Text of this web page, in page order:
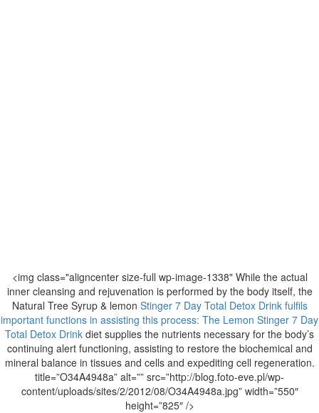
<img class="aligncenter size-full wp-image-1338" While the actual
inner cleansing and rejuvenation is performed by the body itself, the
Natural Tree Syrup & lemon Stinger 7 Day Total Detox Drink fulfils
important functions in assisting this process: The Lemon Stinger 7 Day
Total Detox Drink diet supplies the nutrients necessary for the body’s
continuing alert functioning, assisting to restore the biochemical and
mineral balance in tissues and cells and expediting cell regeneration.
title=”O34A4948a” alt=”” src=”http://blog.foto-eve.pl/wp-
content/uploads/sites/2/2012/08/O34A4948a.jpg” width=”550″
height=”825″ />